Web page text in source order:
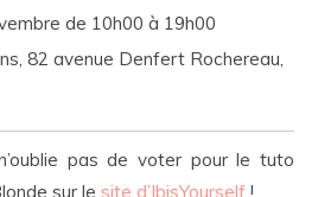
de 10h00 à 19h00
82 avenue Denfert Rochereau,
pas de voter pour le tuto
sur le site d’IbisYourself !